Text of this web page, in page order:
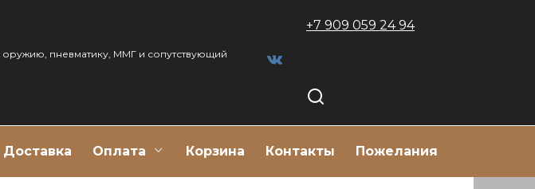
оружию, пневматику, ММГ и сопутствующий
+7 909 059 24 94
Доставка Оплата Корзина Контакты Пожелания